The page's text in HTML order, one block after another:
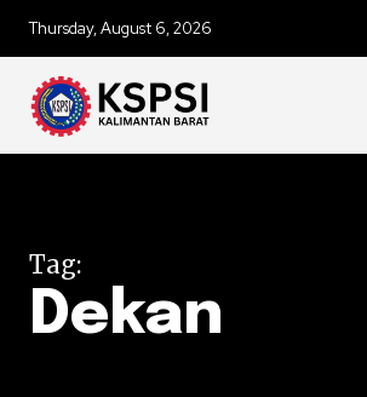
Thursday, August 6, 2026
Tag:
Dekan